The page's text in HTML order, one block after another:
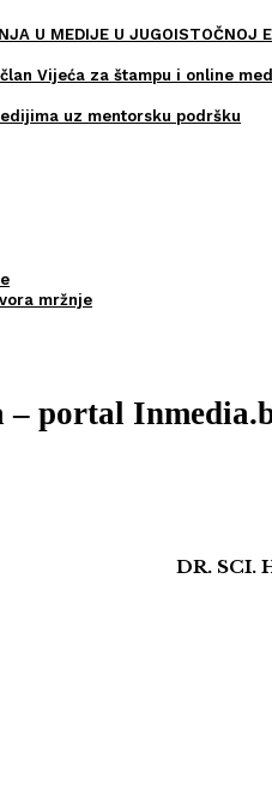
U MEDIJE U JUGOISTOČNOJ
Vijeća za štampu i online
uz mentorsku podršku
mržnje
portal
DR. SCI.